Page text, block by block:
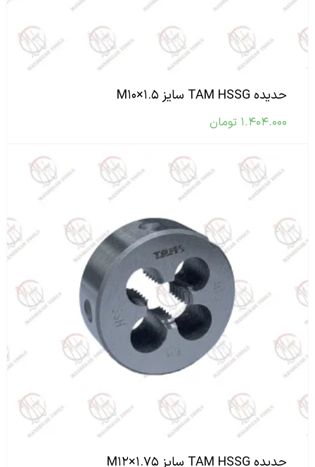
حدیده TAM HSSG سایز M۱۰×۱.۵
۱.۴۰۴.۰۰۰ تومان
حدیده TAM HSSG سایز M۱۲×۱.۷۵